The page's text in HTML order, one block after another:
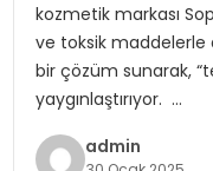
kozmetik markası
ve toksik maddelerle
bir çözüm sunarak,
yaygınlaştırıyor. …
admin